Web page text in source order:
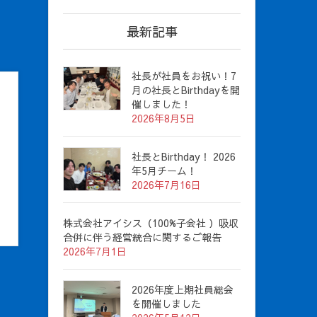
最新記事
社長が社員をお祝い！7
月の社長とBirthdayを開
催しました！
2026年8月5日
社長とBirthday！ 2026
年5月チーム！
2026年7月16日
株式会社アイシス（100%子会社 ）吸収
合併に伴う経営統合に関するご報告
2026年7月1日
2026年度上期社員総会
を開催しました